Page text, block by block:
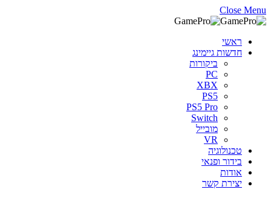
Close Menu
ראשי
חדשות גיימינג
ביקורות
PC
XBX
PS5
PS5 Pro
Switch
מובייל
VR
טכנולוגיה
בידור ופנאי
אודות
יצירת קשר